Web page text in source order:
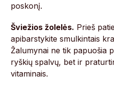
poskonį.
Šviežios žolelės. Prieš
apibarstykite smulkintais
Žalumynai ne tik papuošia
ryškių spalvų, bet ir
vitaminais.